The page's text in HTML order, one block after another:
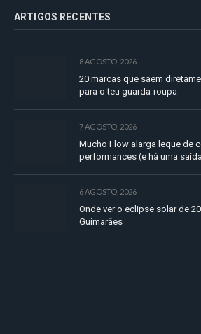
ARTIGOS RECENTES
8 AGOSTO, 2026
20 marcas que saem
para o teu guarda-roupa
7 AGOSTO, 2026
Mucho Flow alarga leque de
performances (e há uma
6 AGOSTO, 2026
Onde ver o eclipse solar de
Guimarães